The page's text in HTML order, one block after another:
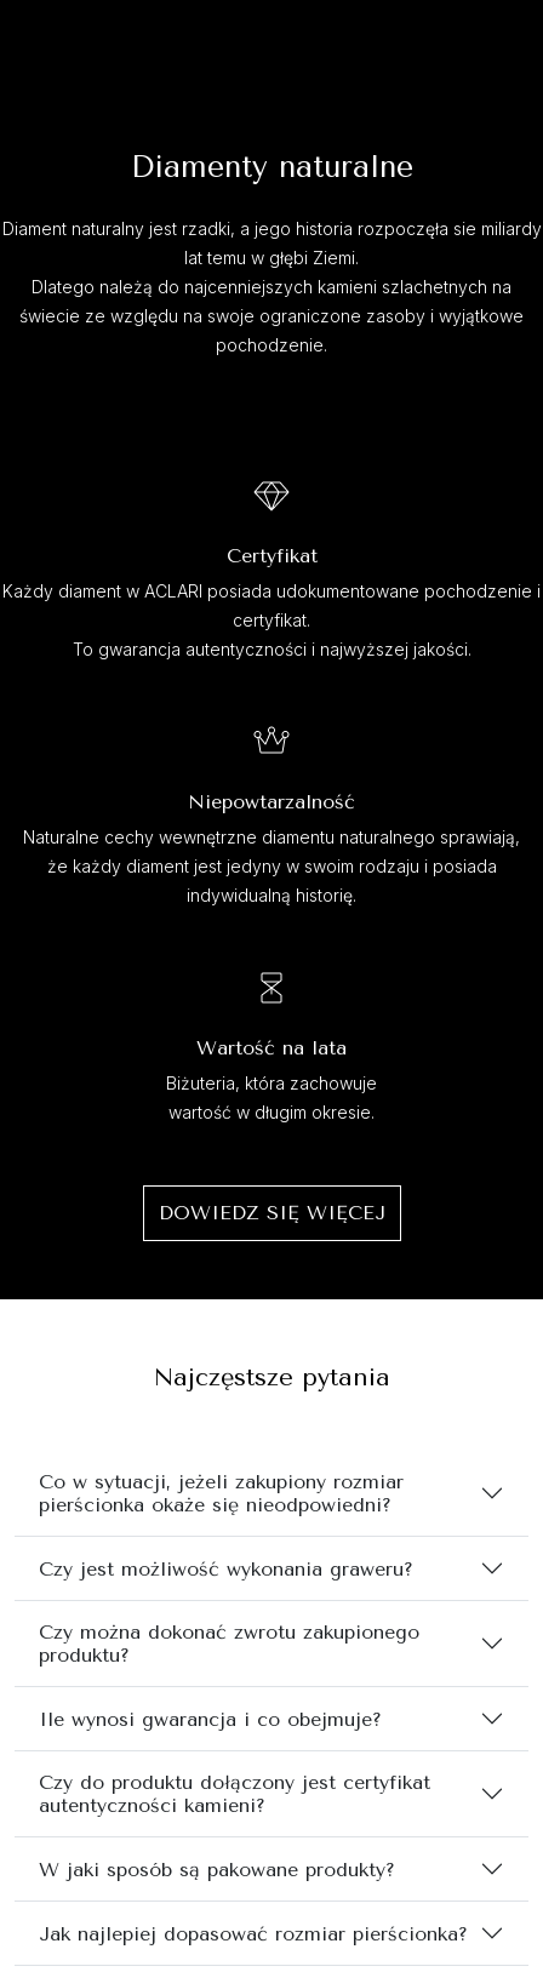
Diamenty naturalne
Diament naturalny jest rzadki, a jego historia rozpoczęła sie miliardy
lat temu w głębi Ziemi.
Dlatego należą do najcenniejszych kamieni szlachetnych na
świecie ze względu na swoje ograniczone zasoby i wyjątkowe
pochodzenie.
Certyfikat
Każdy diament w ACLARI posiada udokumentowane pochodzenie i
certyfikat.
To gwarancja autentyczności i najwyższej jakości.
Niepowtarzalność
Naturalne cechy wewnętrzne diamentu naturalnego sprawiają,
że każdy diament jest jedyny w swoim rodzaju i posiada
indywidualną historię.
Wartość na lata
Biżuteria, która zachowuje
wartość w długim okresie.
DOWIEDZ SIĘ WIĘCEJ
Najczęstsze pytania
Co w sytuacji, jeżeli zakupiony rozmiar
pierścionka okaże się nieodpowiedni?
Czy jest możliwość wykonania graweru?
Czy można dokonać zwrotu zakupionego
produktu?
Ile wynosi gwarancja i co obejmuje?
Czy do produktu dołączony jest certyfikat
autentyczności kamieni?
W jaki sposób są pakowane produkty?
Jak najlepiej dopasować rozmiar pierścionka?